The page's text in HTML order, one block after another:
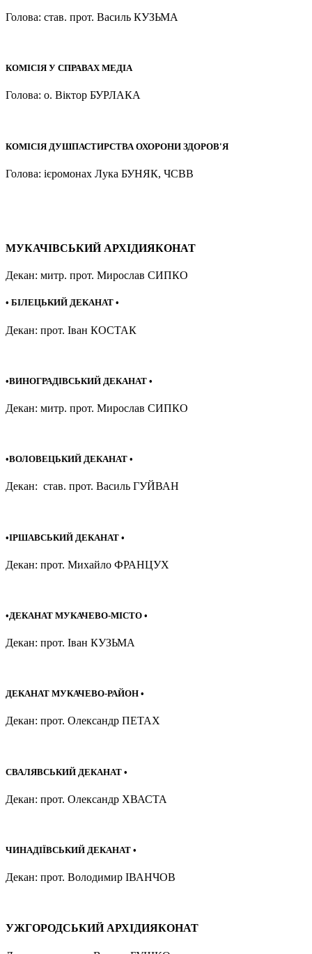
Голова: став. прот. Василь КУЗЬМА
КОМІСІЯ У СПРАВАХ МЕДІА
Голова: о. Віктор БУРЛАКА
КОМІСІЯ ДУШПАСТИРСТВА ОХОРОНИ ЗДОРОВ'Я
Голова: ієромонах Лука БУНЯК, ЧСВВ
МУКАЧІВСЬКИЙ АРХІДИЯКОНАТ
Декан: митр. прот. Мирослав СИПКО
• БІЛЕЦЬКИЙ ДЕКАНАТ •
Декан: прот. Іван КОСТАК
•ВИНОГРАДІВСЬКИЙ ДЕКАНАТ •
Декан: митр. прот. Мирослав СИПКО
•ВОЛОВЕЦЬКИЙ ДЕКАНАТ •
Декан: став. прот. Василь ГУЙВАН
•ІРШАВСЬКИЙ ДЕКАНАТ •
Декан: прот. Михайло ФРАНЦУХ
•ДЕКАНАТ МУКАЧЕВО-МІСТО •
Декан: прот. Іван КУЗЬМА
ДЕКАНАТ МУКАЧЕВО-РАЙОН •
Декан: прот. Олександр ПЕТАХ
СВАЛЯВСЬКИЙ ДЕКАНАТ •
Декан: прот. Олександр ХВАСТА
ЧИНАДІЇВСЬКИЙ ДЕКАНАТ •
Декан: прот. Володимир ІВАНЧОВ
УЖГОРОДСЬКИЙ АРХІДИЯКОНАТ